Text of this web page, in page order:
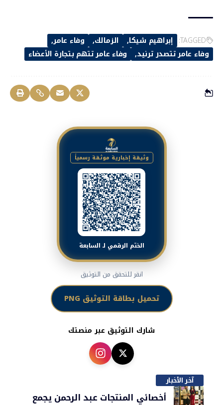
TAGGED: إبراهيم شيكا الزمالك
وفاء عامر
وفاء عامر تتصدر ترنيد
وفاء عامر تتهم بتجارة الأعضاء
وثيقة إخبارية موثقة رسمياً
الختم الرقمي لـ السابعة
انقر للتحقق من التوثيق
تحميل بطاقة التوثيق PNG
شارك التوثيق عبر منصتك
آخر الأخبار
أخصائي المنتجات عبد الرحمن يجمع